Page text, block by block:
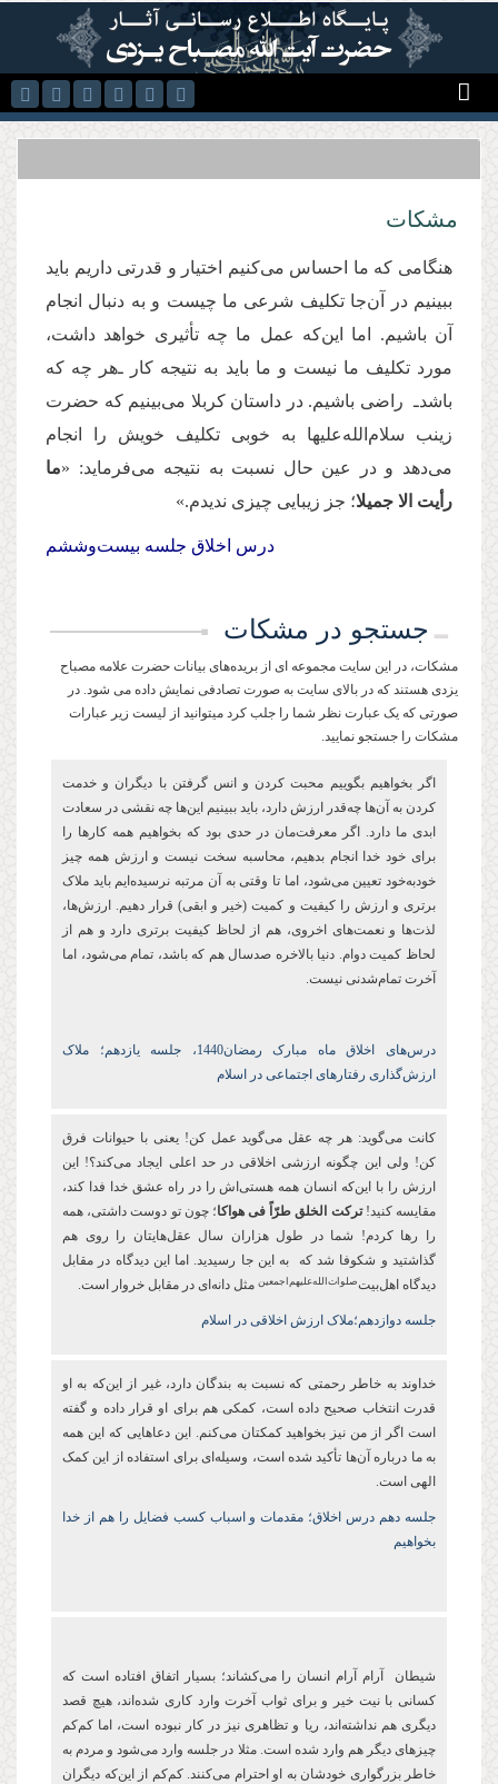
رفتن به محتوای اصلی
مشكات
هنگامی که ما احساس می‌کنیم اختیار و قدرتی داریم باید
ببینیم در آن‌جا تکلیف شرعی ما چیست و به دنبال انجام
آن باشیم. اما این‌که عمل ما چه تأثیری خواهد داشت،
مورد تکلیف ما نیست و ما باید به نتیجه كار ـ‌هر چه كه
باشد‌ـ راضی باشیم. در داستان کربلا می‌بینیم که حضرت
زینب سلام‌الله‌علیها به خوبی تکلیف خویش را انجام
می‌دهد و در عین حال نسبت به نتیجه می‌فرماید: «ما
رأیت الا جمیلا؛ جز زیبایی چیزی ندیدم.»
درس اخلاق جلسه‌ بیست‌وششم
جستجو در مشکات
مشکات، در این سایت مجموعه ای از بریده‌های بیانات حضرت علامه مصباح
یزدی هستند که در بالای سایت به صورت تصادفی نمایش داده می شود. در
صورتی که یک عبارت نظر شما را جلب کرد میتوانید از لیست زیر عبارات
مشکات را جستجو نمایید.
اگر بخواهیم بگوییم محبت کردن و انس گرفتن با دیگران و خدمت
کردن به آن‌ها چه‌‌قدر ارزش دارد، باید ببینیم این‌ها چه نقشی در سعادت
ابدی ما دارد. اگر معرفت‌مان در حدی بود که بخواهیم همه کارها را
برای خود خدا انجام بدهیم، محاسبه سخت نیست و ارزش همه چیز
خودبه‌خود تعیین می‌شود، اما تا وقتی به آن مرتبه نرسیده‌ایم باید ملاک
برتری و ارزش را کیفیت و کمیت (خیر و ابقی) قرار دهیم. ارزش‌ها،
لذت‌ها و نعمت‌های اخروی، هم از لحاظ کیفیت برتری دارد و هم از
لحاظ کمیت دوام. دنیا بالاخره صدسال هم که باشد، تمام می‌شود، اما
آخرت تمام‌شدنی نیست.
درس‌های اخلاق ماه مبارک رمضان1440، جلسه یازدهم؛ ملاک
ارزش‌گذاری رفتارهای اجتماعی در اسلام
کانت می‌گوید: هر چه عقل می‌گوید عمل کن! یعنی با حیوانات فرق
کن! ولی این چگونه ارزشی اخلاقی در حد اعلی ایجاد می‌کند؟! این
ارزش را با این‌که انسان همه هستی‌اش را در راه عشق خدا فدا کند،
مقایسه کنید!تركت‏ الخلق‏ طرّاً فى‏ هواكا؛ چون تو دوست داشتی، همه
را رها کردم! شما در طول هزاران سال عقل‌هایتان را روی هم
گذاشتید و شکوفا شد که به این جا رسیدید. اما این دیدگاه در مقابل
دیدگاه اهل‌بیت‌صلوات‌الله‌علیهم‌اجمعین مثل دانه‌ای در مقابل خروار است.
جلسه دوازدهم؛ملاک ارزش اخلاقی در اسلام
خداوند به خاطر رحمتی که نسبت به بندگان دارد، غیر از این‌که به او
قدرت انتخاب صحیح داده است، کمکی هم برای او قرار داده و گفته
است اگر از من نیز بخواهید کمکتان می‌کنم. این دعاهایی که این همه
به ما درباره آن‌ها تأکید شده است، وسیله‌ای برای استفاده از این کمک‌
الهی است.
جلسه دهم درس اخلاق؛ مقدمات و اسباب کسب فضایل را هم از خدا
بخواهیم
شیطان آرام آرام انسان را می‌کشاند؛ بسیار اتفاق افتاده است که
کسانی با نیت خیر و برای ثواب آخرت وارد کاری شده‌اند، هیچ قصد
دیگری هم نداشته‌اند، ریا و تظاهری نیز در کار نبوده است، اما کم‌کم
چیزهای دیگر هم وارد شده است. مثلا در جلسه وارد می‌شود و مردم به
خاطر بزرگواری خودشان به او احترام می‌کنند. کم‌کم از این‌که دیگران